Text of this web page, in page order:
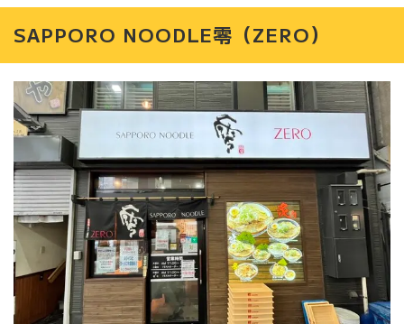
SAPPORO NOODLE零（ZERO）